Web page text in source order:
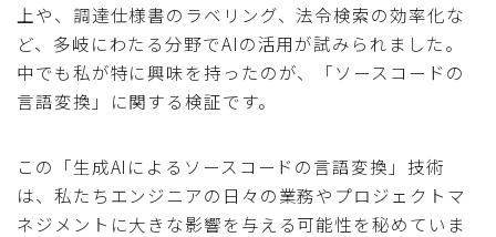
上や、調達仕様書のラベリング、法令検索の効率化な
ど、多岐にわたる分野でAIの活用が試みられました。
中でも私が特に興味を持ったのが、「ソースコードの
言語変換」に関する検証です。
この「生成AIによるソースコードの言語変換」技術
は、私たちエンジニアの日々の業務やプロジェクトマ
ネジメントに大きな影響を与える可能性を秘めていま